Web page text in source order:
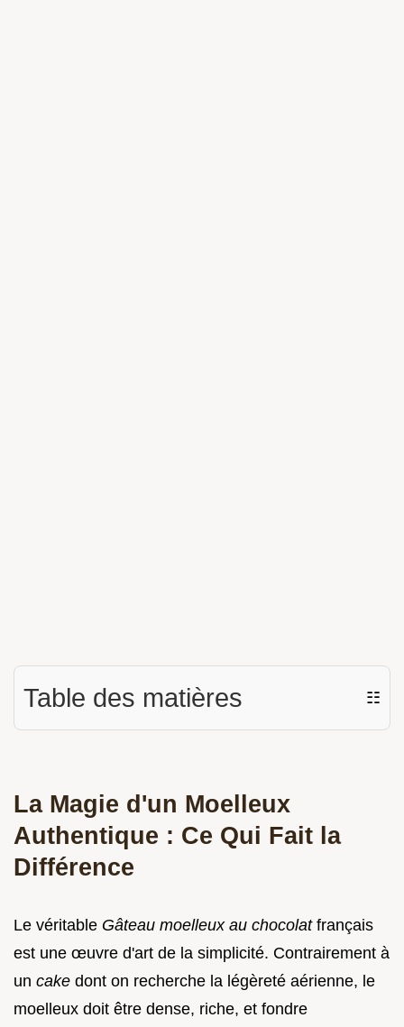
Table des matières ☷
La Magie d'un Moelleux
Authentique : Ce Qui Fait la
Différence
Le véritable Gâteau moelleux au chocolat français
est une œuvre d'art de la simplicité. Contrairement à
un cake dont on recherche la légèreté aérienne, le
moelleux doit être dense, riche, et fondre